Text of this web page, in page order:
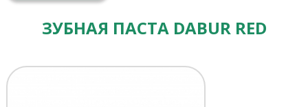
ЗУБНАЯ ПАСТА DABUR RED